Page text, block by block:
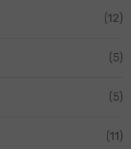
(12)
(5)
(5)
(11)